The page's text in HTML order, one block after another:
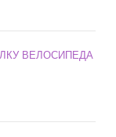
ВЕЛОСИПЕДА